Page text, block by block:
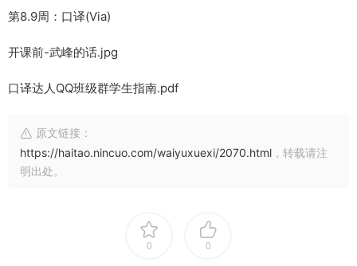
第8.9周：口译(Via)
开课前-武峰的话.jpg
口译达人QQ班级群学生指南.pdf
原文链接：
https://haitao.nincuo.com/waiyuxuexi/2070.html ，转载请注
明出处。
0 0